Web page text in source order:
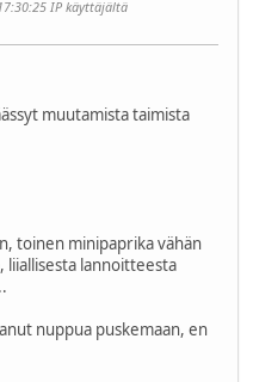
IP käyttäjältä
muutamista taimista
toinen minipaprika vähän
liiallisesta lannoitteesta
nuppua puskemaan, en